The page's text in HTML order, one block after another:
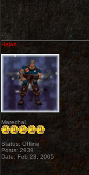
Hajas
Marechal
Status: Offline
Posts: 2939
Date: Feb 23, 2005